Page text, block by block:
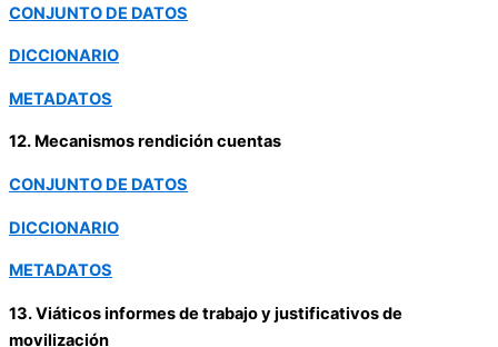
CONJUNTO DE DATOS
DICCIONARIO
METADATOS
12. Mecanismos rendición cuentas
CONJUNTO DE DATOS
DICCIONARIO
METADATOS
13. Viáticos informes de trabajo y justificativos de
movilización